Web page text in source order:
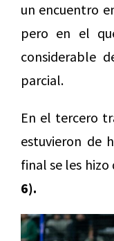
un encuentro
pero en el
considerable
parcial.
En el tercero
estuvieron de
final se les
6).